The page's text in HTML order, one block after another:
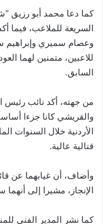
كما دعا محمد أبو رزيق
السريعة للملاعب، فيما
وعصام سميري وإبراهيم
للاعبين، متمنين لهما
السابق.
من جهته، أكد نائب رئيس
والقريشي كانا جزءا
الأردنية خلال السنوات
قتالية عالية.
وأضاف، أن غيابهما عن
الإنجاز، مشيرا إلى
كما نشر المدير الفني